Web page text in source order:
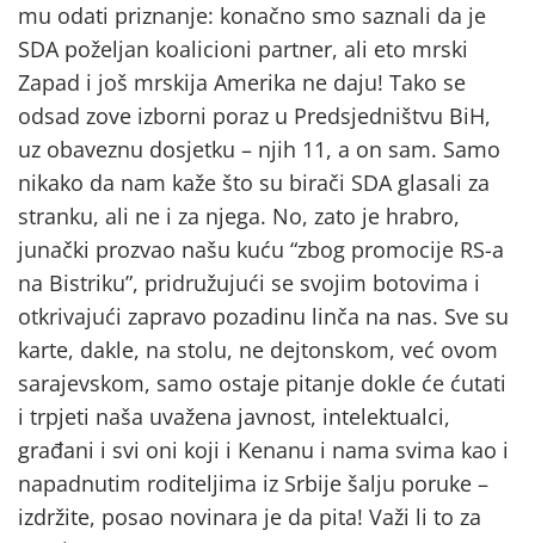
mu odati priznanje: konačno smo saznali da je
SDA poželjan koalicioni partner, ali eto mrski
Zapad i još mrskija Amerika ne daju! Tako se
odsad zove izborni poraz u Predsjedništvu BiH,
uz obaveznu dosjetku – njih 11, a on sam. Samo
nikako da nam kaže što su birači SDA glasali za
stranku, ali ne i za njega. No, zato je hrabro,
junački prozvao našu kuću “zbog promocije RS-a
na Bistriku”, pridružujući se svojim botovima i
otkrivajući zapravo pozadinu linča na nas. Sve su
karte, dakle, na stolu, ne dejtonskom, već ovom
sarajevskom, samo ostaje pitanje dokle će ćutati
i trpjeti naša uvažena javnost, intelektualci,
građani i svi oni koji i Kenanu i nama svima kao i
napadnutim roditeljima iz Srbije šalju poruke –
izdržite, posao novinara je da pita! Važi li to za